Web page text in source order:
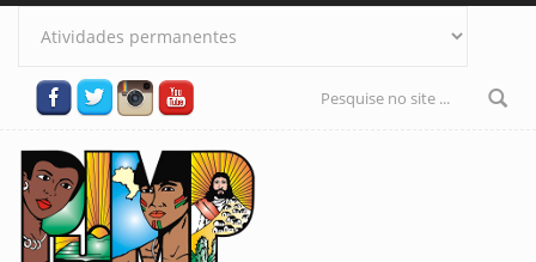
Pular para o conteúdo principal
Formulário